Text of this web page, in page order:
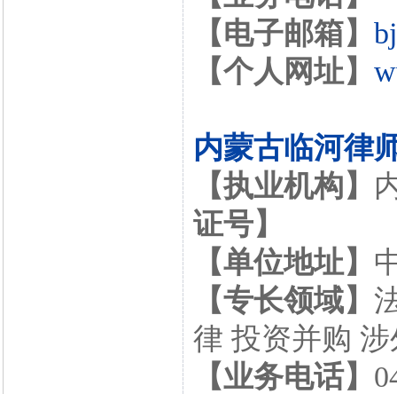
【电子邮箱】
【个人网址】
内蒙古临河律
【执业机构】
证号】
【单位地址】
【专长领域】
律 投资并购
【业务电话】